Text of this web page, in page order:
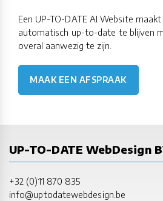
Een UP-TO-DATE AI Website
automatisch up-to-date te blijven
overal aanwezig te zijn.
MAAK EEN AFSPRAAK
UP-TO-DATE WebDesign
+32 (0)11 870 835
info@uptodatewebdesign.be